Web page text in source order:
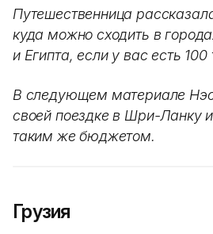
Путешественница
куда можно сходить в
и Египта, если у вас есть 100
В следующем материале
своей поездке в Шри-Ланку
таким же бюджетом.
Грузия